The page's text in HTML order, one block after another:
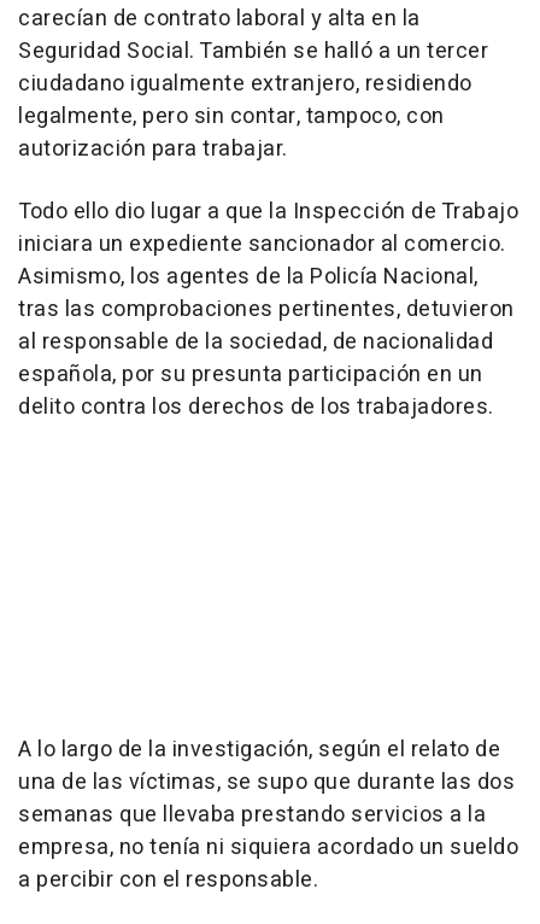
carecían de contrato laboral y alta en la
Seguridad Social. También se halló a un tercer
ciudadano igualmente extranjero, residiendo
legalmente, pero sin contar, tampoco, con
autorización para trabajar.
Todo ello dio lugar a que la Inspección de Trabajo
iniciara un expediente sancionador al comercio.
Asimismo, los agentes de la Policía Nacional,
tras las comprobaciones pertinentes, detuvieron
al responsable de la sociedad, de nacionalidad
española, por su presunta participación en un
delito contra los derechos de los trabajadores.
A lo largo de la investigación, según el relato de
una de las víctimas, se supo que durante las dos
semanas que llevaba prestando servicios a la
empresa, no tenía ni siquiera acordado un sueldo
a percibir con el responsable.